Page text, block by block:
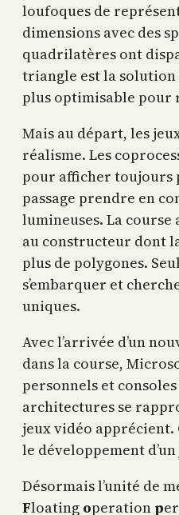
loufoques de
dimensions avec des
quadrilatères ont
triangle est la
plus optimisable pour
Mais au départ, les
réalisme. Les
pour afficher toujours
passage prendre en
lumineuses. La course
au constructeur dont
plus de polygones.
s’embarquer et
uniques.
Avec l’arrivée d’un
dans la course,
personnels et
architectures se
jeux vidéo apprécient.
le développement d’un
Désormais l’unité de
Floating operation per